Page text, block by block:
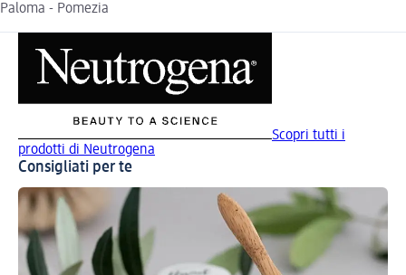
Paloma - Pomezia
Scopri tutti i
prodotti di Neutrogena
Consigliati per te